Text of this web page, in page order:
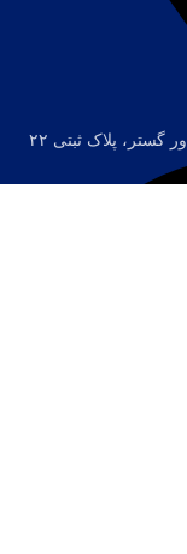
پلاک ثبتی ۲۲